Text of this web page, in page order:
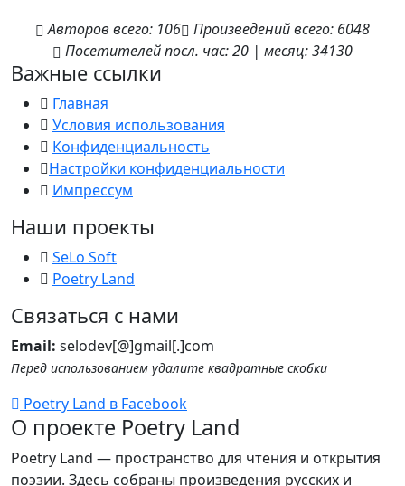
Автороввсего: 106 Произведенийвсего: 6048
Посетителейпосл. час:20 | месяц:34130
Важные ссылки
Главная
Условия использования
Конфиденциальность
Настройки конфиденциальности
Импрессум
Наши проекты
SeLo Soft
Poetry Land
Связаться с нами
Email: selodev[@]gmail[.]com
Перед использованием удалите квадратные скобки
Poetry Land в Facebook
О проекте Poetry Land
Poetry Land — пространство для чтения и открытия
поэзии. Здесь собраны произведения русских и